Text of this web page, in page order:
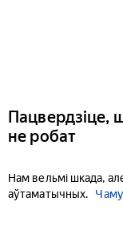
Пацвердзіце,
не робат
Нам вельмі шкада,
аўтаматычных.
Чаму